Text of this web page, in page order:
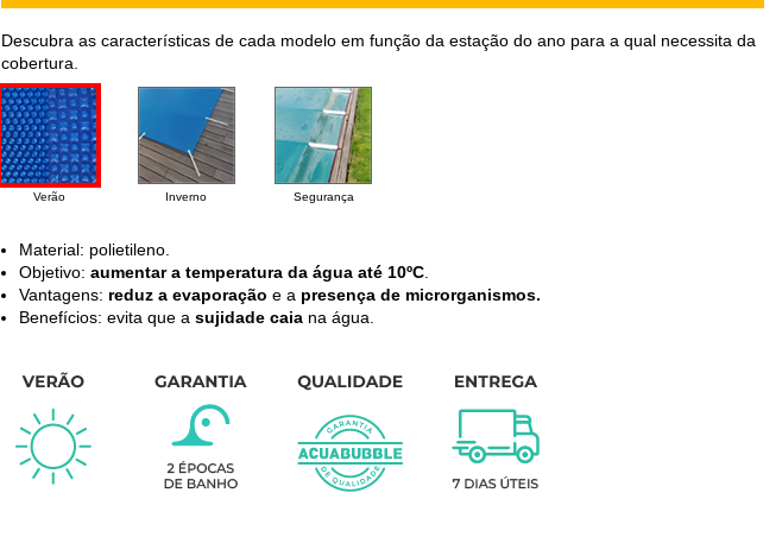
Descubra as características de cada modelo em função da estação do ano para a qual necessita da
cobertura.
Verão Inverno Segurança
Material: polietileno.
Objetivo: aumentar a temperatura da água até 10ºC
Vantagens: reduz a evaporação e a presença de microrganismos.
Benefícios: evita que a sujidade caia na água.